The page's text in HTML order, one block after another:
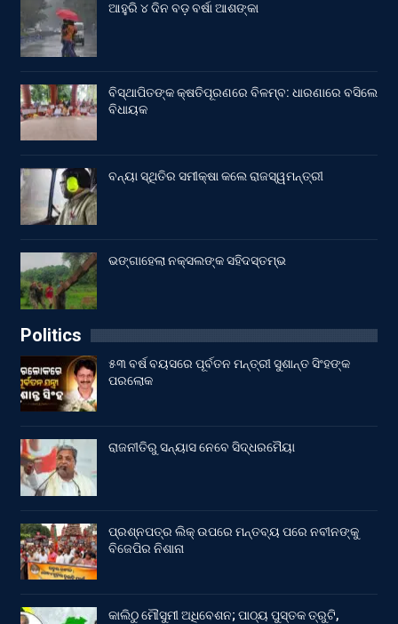
ଆହୁରି ୪ ଦିନ ବଡ଼ ବର୍ଷା ଆଶଙ୍କା
ବିସ୍ଥାପିତଙ୍କ କ୍ଷତିପୂରଣରେ ବିଳମ୍ବ: ଧାରଣାରେ ବସିଲେ
ବିଧାୟକ
ବନ୍ୟା ସ୍ଥିତିର ସମୀକ୍ଷା କଲେ ରାଜସ୍ୱମନ୍ତ୍ରୀ
ଭଙ୍ଗାହେଲା ନକ୍ସଲଙ୍କ ସହିଦସ୍ତମ୍ଭ
Politics
୫୩ ବର୍ଷ ବୟସରେ ପୂର୍ବତନ ମନ୍ତ୍ରୀ ସୁଶାନ୍ତ ସିଂହଙ୍କ
ପରଲୋକ
ରାଜନୀତିରୁ ସନ୍ୟାସ ନେବେ ସିଦ୍ଧରମୈୟା
ପ୍ରଶ୍ନପତ୍ର ଲିକ୍ ଉପରେ ମନ୍ତବ୍ୟ ପରେ ନବୀନଙ୍କୁ
ବିଜେପିର ନିଶାନା
କାଲିଠୁ ମୌସୁମୀ ଅଧିବେଶନ; ପାଠ୍ୟ ପୁସ୍ତକ ତ୍ରୁଟି,